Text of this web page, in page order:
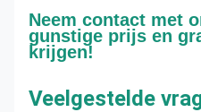
Neem contact met
gunstige prijs en
krijgen!
Veelgestelde